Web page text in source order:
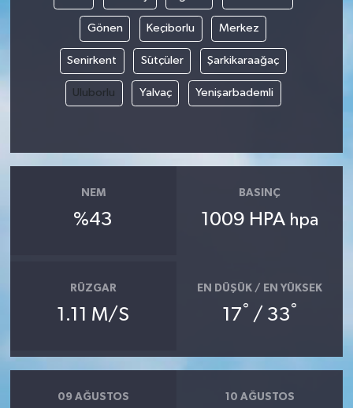
Gönen Keçiborlu Merkez
Senirkent Sütçüler Şarkikaraağaç
Uluborlu Yalvaç Yenişarbademli
NEM
%43
BASINÇ
1009 HPA hpa
RÜZGAR
1.11 M/S
EN DÜŞÜK / EN YÜKSEK
17° / 33°
09 AĞUSTOS 10 AĞUSTOS